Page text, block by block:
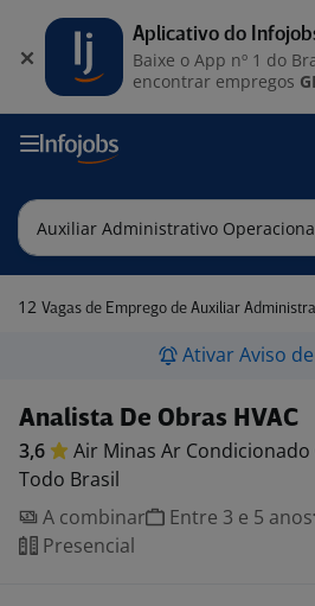
12 Vagas de Emprego de Auxiliar Administrativo Operacional
Ativar Aviso
Analista De Obras HVAC
3,6 Air Minas Ar Condicionado
Todo Brasil
A combinar
Entre 3 e 5 anos
Presencial
Aplicativo do
Baixe o App nº 1 do
encontrar empregos